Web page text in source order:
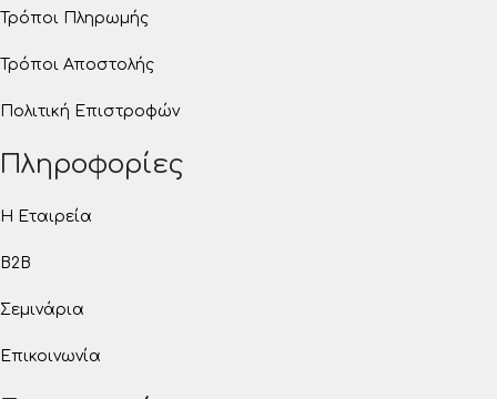
Τρόποι Πληρωμής
Τρόποι Αποστολής
Πολιτική Επιστροφών
Πληροφορίες
Η Εταιρεία
B2B
Σεμινάρια
Επικοινωνία